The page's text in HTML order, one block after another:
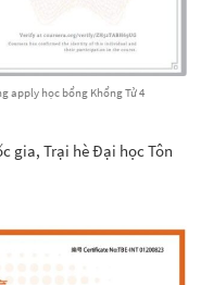
apply học bổng Khổng Tử 4
gia, Trại hè Đại học Tôn